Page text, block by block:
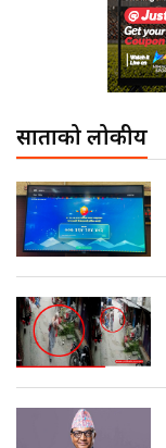
साताको लोकप्रीय